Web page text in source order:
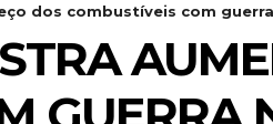
dos combustíveis com